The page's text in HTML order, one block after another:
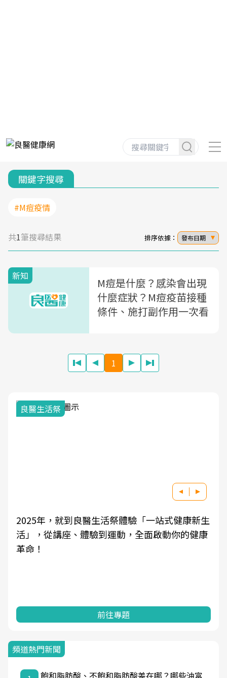
關鍵字搜尋
#M痘疫情
共1筆搜尋結果 排序依據： 發布日期
新知
M痘是什麼？感染會出現
什麼症狀？M痘疫苗接種
條件、施打副作用一次看
1
醫生活祭
年，就到良醫生活祭體驗「一站式健康新生
，從講座、體驗到運動，全面啟動你的健康
！
前往專題
良醫
學觀
頻道熱門新聞
飽和脂肪酸、不飽和脂肪酸差在哪？哪些油富